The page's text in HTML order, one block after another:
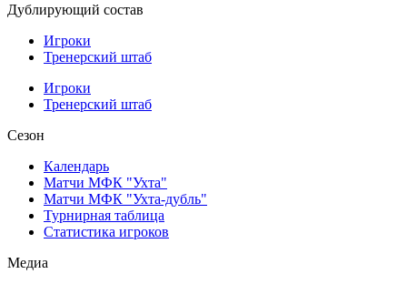
Дублирующий состав
Игроки
Тренерский штаб
Игроки
Тренерский штаб
Сезон
Календарь
Матчи МФК "Ухта"
Матчи МФК "Ухта-дубль"
Турнирная таблица
Статистика игроков
Медиа